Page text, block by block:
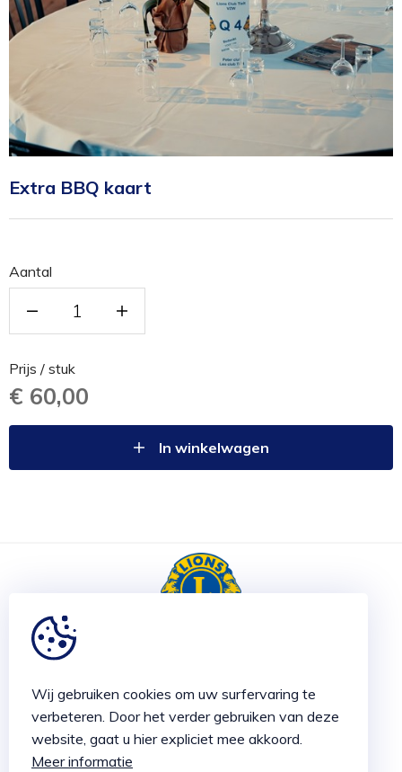
Extra BBQ kaart
Aantal
Prijs / stuk
€ 60,00
In winkelwagen
Made with by Plenso
EEN INITIATIEF VAN
Wij gebruiken cookies om uw surfervaring te
verbeteren. Door het verder gebruiken van deze
website, gaat u hier expliciet mee akkoord.
Meer informatie